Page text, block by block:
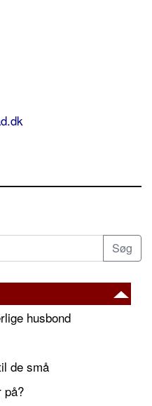
husbond
de små
på?